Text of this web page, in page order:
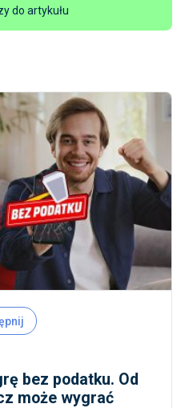
do artykułu
bez podatku. Od
może wygrać